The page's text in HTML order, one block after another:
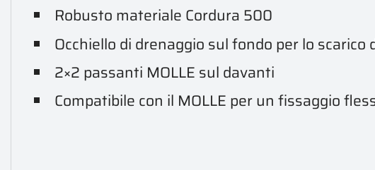
Robusto materiale Cordura 500
Occhiello di drenaggio sul fondo per lo scarico
2×2 passanti MOLLE sul davanti
Compatibile con il MOLLE per un fissaggio